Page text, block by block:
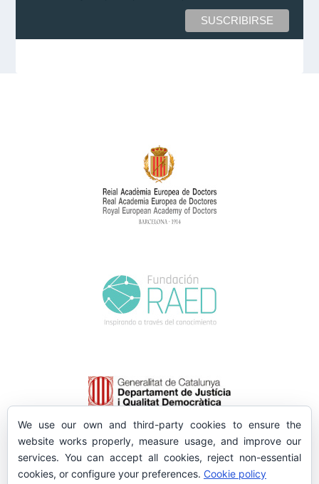
We use our own and third-party cookies to ensure the
website works properly, measure usage, and improve our
services. You can accept all cookies, reject non-essential
cookies, or configure your preferences. Cookie policy